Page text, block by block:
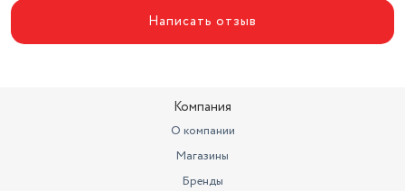
Написать отзыв
Компания
О компании
Магазины
Бренды